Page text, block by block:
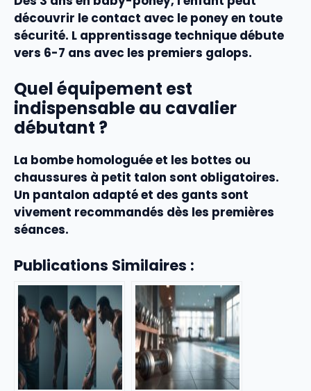
découvrir le contact avec le poney en toute
sécurité. L apprentissage technique débute
vers 6-7 ans avec les premiers galops.
Quel équipement est
indispensable au cavalier
débutant ?
La bombe homologuée et les bottes ou
chaussures à petit talon sont obligatoires.
Un pantalon adapté et des gants sont
vivement recommandés dès les premières
séances.
Publications Similaires :